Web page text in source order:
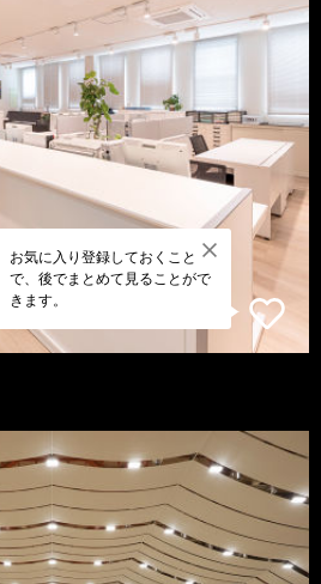
お気に入り登録しておくこと
で、後でまとめて見ることがで
きます。